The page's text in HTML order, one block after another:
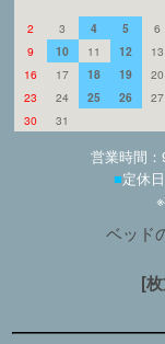
2
3 4 5 6
9
10 11 12 13
16
17 18 19 20
23
24 25 26 27
30
31
営業時間：
■定休
ベッド
[